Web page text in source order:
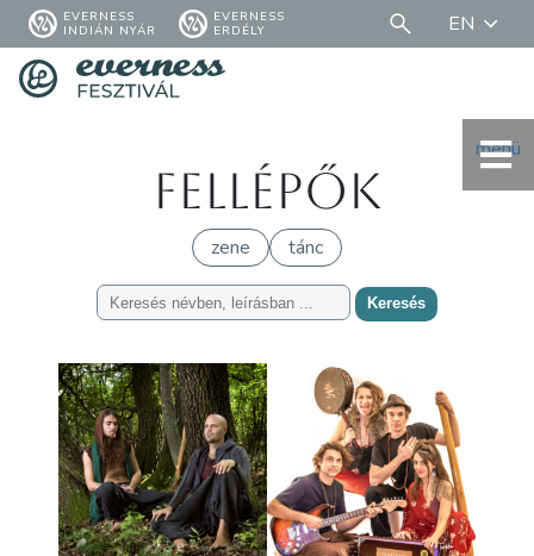
EVERNESS
INDIÁN NYÁR
EVERNESS
ERDÉLY
EN
menü
Fellépők
zene tánc
Keresés